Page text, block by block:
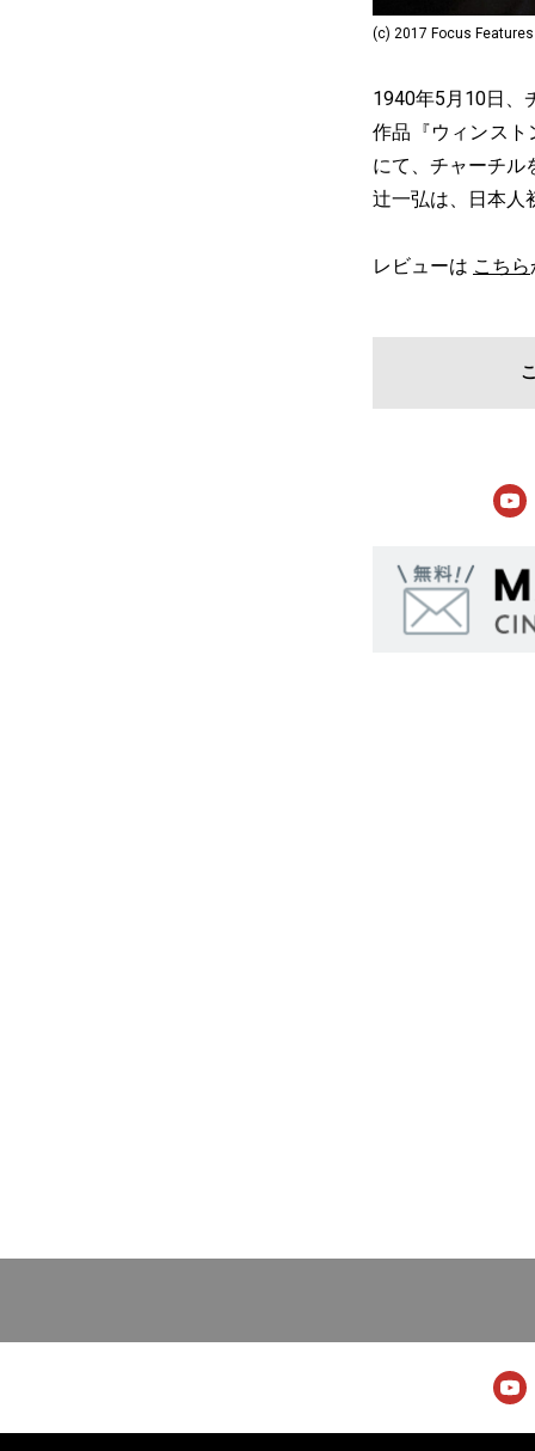
(c) 2017 Focus
1940年5月10日、
作品『ウィンス
にて、チャーチル
辻一弘は、日本人
レビューは こちら